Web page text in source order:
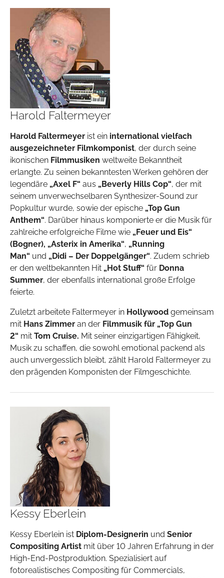
Harold Faltermeyer
Harold Faltermeyer ist ein international vielfach
ausgezeichneter Filmkomponist, der durch seine
ikonischen Filmmusiken weltweite Bekanntheit
erlangte. Zu seinen bekanntesten Werken gehören der
legendäre „Axel F“ aus „Beverly Hills Cop“, der mit
seinem unverwechselbaren Synthesizer-Sound zur
Popkultur wurde, sowie der epische „Top Gun
Anthem“. Darüber hinaus komponierte er die Musik für
zahlreiche erfolgreiche Filme wie „Feuer und Eis“
(Bogner), „Asterix in Amerika“, „Running
Man“ und „Didi – Der Doppelgänger“. Zudem schrieb
er den weltbekannten Hit „Hot Stuff“ für Donna
Summer, der ebenfalls international große Erfolge
feierte.
Zuletzt arbeitete Faltermeyer in Hollywood gemeinsam
mit Hans Zimmer an der Filmmusik für „Top Gun
2“ mit Tom Cruise. Mit seiner einzigartigen Fähigkeit,
Musik zu schaffen, die sowohl emotional packend als
auch unvergesslich bleibt, zählt Harold Faltermeyer zu
den prägenden Komponisten der Filmgeschichte.
Kessy Eberlein
Kessy Eberlein ist Diplom-Designerin und Senior
Compositing Artist mit über 10 Jahren Erfahrung in der
High-End-Postproduktion. Spezialisiert auf
fotorealistisches Compositing für Commercials,